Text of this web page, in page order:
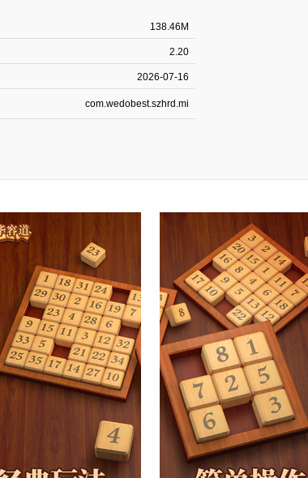
138.46M
2.20
2026-07-16
com.wedobest.szhrd.mi